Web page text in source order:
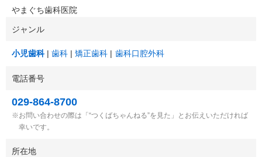
やまぐち歯科医院
ジャンル
小児歯科 歯科 矯正歯科 歯科口腔外科
電話番号
029-864-8700
お問い合わせの際は「“つくばちゃんねる”を見た」とお伝えいただければ
幸いです。
所在地